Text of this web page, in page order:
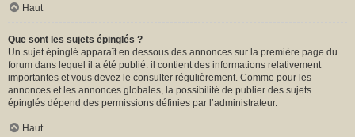
Haut
Que sont les sujets épinglés ?
Un sujet épinglé apparaît en dessous des annonces sur la première page du
forum dans lequel il a été publié. il contient des informations relativement
importantes et vous devez le consulter régulièrement. Comme pour les
annonces et les annonces globales, la possibilité de publier des sujets
épinglés dépend des permissions définies par l’administrateur.
Haut